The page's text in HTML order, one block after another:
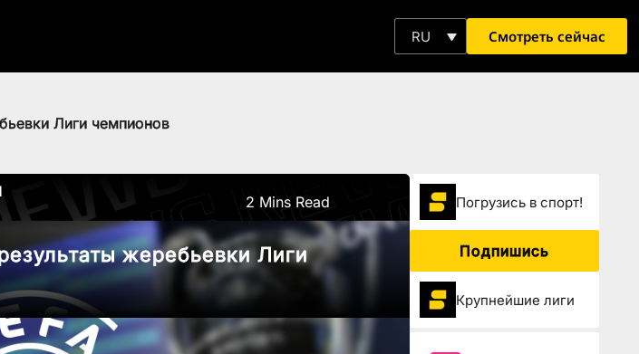
RU Смотреть сейчас
Лиги чемпионов
2 Mins Read
жеребьевки Лиги
Погрузиcь в спорт!
Подпишись
Крупнейшие лиги